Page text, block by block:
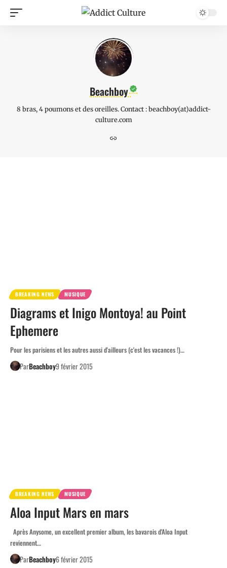
Beachboy
8 bras, 4 poumons et des oreilles. Contact : beachboy(at)addict-
culture.com
BREAKING NEWS MUSIQUE
Diagrams et Inigo Montoya! au Point
Ephemere
Pour les parisiens et les autres aussi d'ailleurs (c'est les vacances !)…
ParBeachboy9 février 2015
BREAKING NEWS MUSIQUE
Aloa Input Mars en mars
Après Anysome, un excellent premier album, les bavarois d'Aloa Input
reviennent…
ParBeachboy6 février 2015